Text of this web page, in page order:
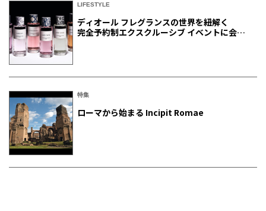
LIFESTYLE
ディオール フレグランスの世界を紐解く
完全予約制エクスクルーシブ イベントに会員
特集
ローマから始まる Incipit Romae